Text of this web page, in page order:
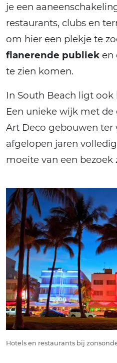
je een
restaurants, clubs en
om hier een plekje te
flanerende publiek en
te zien komen.
In South Beach ligt ook
Een unieke wijk met
Art Deco gebouwen ter
afgelopen jaren
moeite van een bezoek
Hotels en restaurants bij